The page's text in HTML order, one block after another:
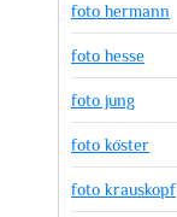
foto hermann
foto hesse
foto jung
foto köster
foto krauskopf